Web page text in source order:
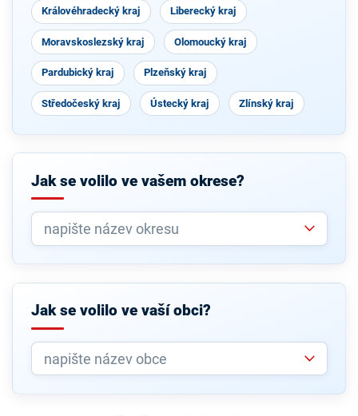
Královéhradecký kraj Liberecký kraj
Moravskoslezský kraj Olomoucký kraj
Pardubický kraj Plzeňský kraj
Středočeský kraj Ústecký kraj Zlínský kraj
Jak se volilo ve vašem okrese?
Jak se volilo ve vaší obci?